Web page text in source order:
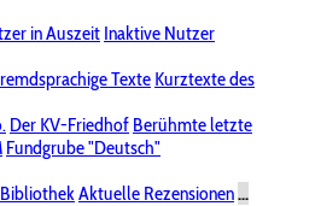
in Auszeit Inaktive Nutzer
Texte Kurztexte des
Der KV-Friedhof Berühmte letzte
Fundgrube "Deutsch"
Aktuelle Rezensionen...